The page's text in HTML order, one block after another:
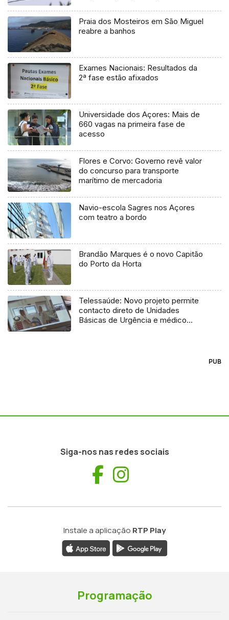
Praia dos Mosteiros em São Miguel
reabre a banhos
Exames Nacionais: Resultados da
2ª fase estão afixados
Universidade dos Açores: Mais de
660 vagas na primeira fase de
acesso
Flores e Corvo: Governo revê valor
do concurso para transporte
marítimo de mercadoria
Navio-escola Sagres nos Açores
com teatro a bordo
Brandão Marques é o novo Capitão
do Porto da Horta
Telessaúde: Novo projeto permite
contacto direto de Unidades
Básicas de Urgência e médico
PUB
Siga-nos nas redes sociais
Facebook
Instale a aplicação RTP Play
Programação